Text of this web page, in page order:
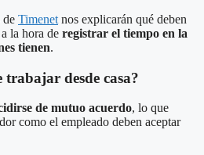
de Timenet nos explicarán qué deben
la hora de registrar el tiempo en la
tienen.
trabajar desde casa?
de mutuo acuerdo, lo que
como el empleado deben aceptar